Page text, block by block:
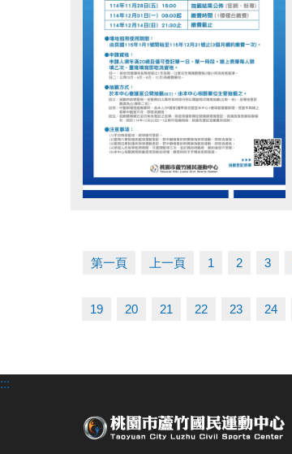
第一頁 上一頁 1 2 3
19 20 21 22 23 24
:::